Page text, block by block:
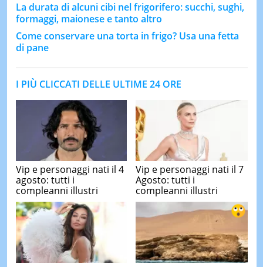
La durata di alcuni cibi nel frigorifero: succhi, sughi,
formaggi, maionese e tanto altro
Come conservare una torta in frigo? Usa una fetta
di pane
I PIÙ CLICCATI DELLE ULTIME 24 ORE
Vip e personaggi nati il 4
agosto: tutti i
compleanni illustri
Vip e personaggi nati il 7
Agosto: tutti i
compleanni illustri